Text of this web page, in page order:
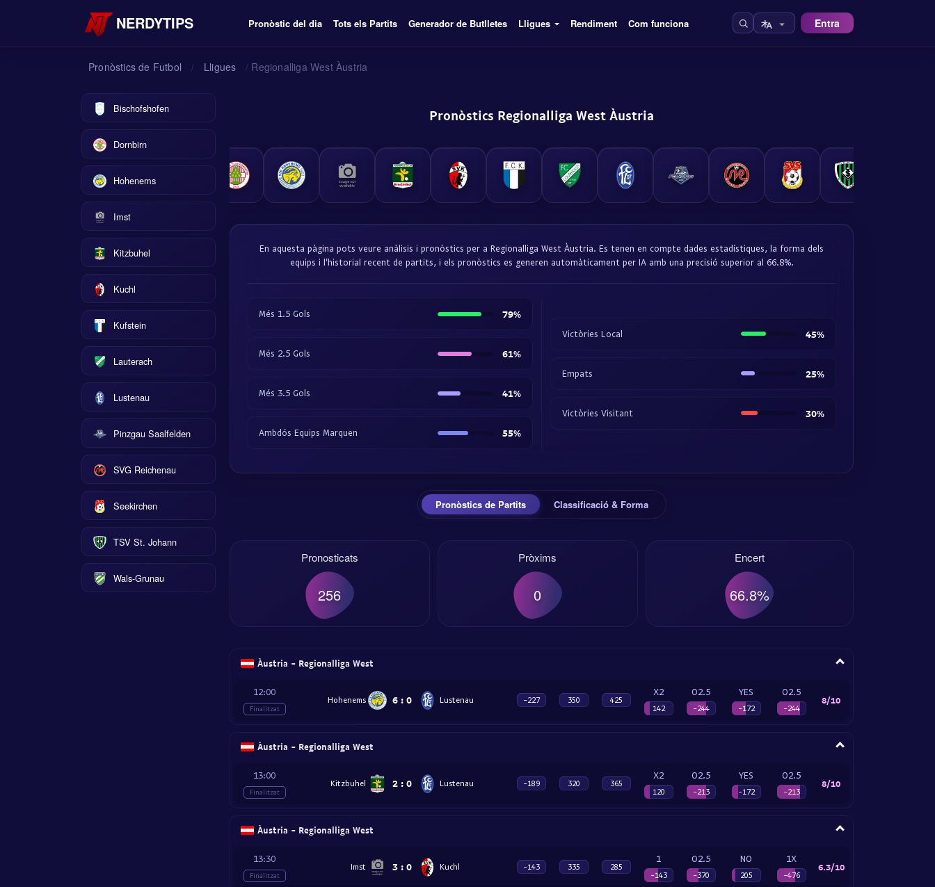
NERDYTIPS Pronòstic del dia Tots els Partits Generador de Butlletes Lligues Rendiment Com funciona Entra
Pronòstics de Futbol / Lligues / Regionalliga West Àustria
Bischofshofen
Dornbirn
Hohenems
Imst
Kitzbuhel
Kuchl
Kufstein
Lauterach
Lustenau
Pinzgau Saalfelden
SVG Reichenau
Seekirchen
TSV St. Johann
Wals-Grunau
Pronòstics Regionalliga West Àustria
En aquesta pàgina pots veure anàlisis i pronòstics per a Regionalliga West Àustria. Es tenen en compte dades estadístiques, la forma dels
equips i l'historial recent de partits, i els pronòstics es generen automàticament per IA amb una precisió superior al 66.8%.
Més 1.5 Gols 79%
Més 2.5 Gols 61%
Més 3.5 Gols 41%
Ambdós Equips Marquen 55%
Victòries Local 45%
Empats 25%
Victòries Visitant 30%
Pronòstics de Partits Classificació & Forma
Pronosticats
256
Pròxims
0
Encert
66.8%
Àustria - Regionalliga West
12:00
Finalitzat
Hohenems 6 : 0 Lustenau -227 350 425
X2
142
O2.5
-244
YES
-172
O2.5
-244
8/10
Àustria - Regionalliga West
13:00
Finalitzat
Kitzbuhel 2 : 0 Lustenau -189 320 365
X2
120
O2.5
-213
YES
-172
O2.5
-213
8/10
Àustria - Regionalliga West
13:30
Finalitzat
Imst 3 : 0 Kuchl -143 335 285
1
-143
O2.5
-370
NO
205
1X
-476
6.3/10